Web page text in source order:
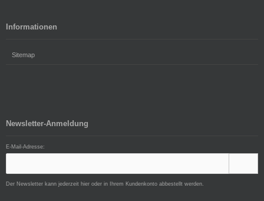
Informationen
Sitemap
Newsletter-Anmeldung
E-Mail-Adresse:
Der Newsletter kann jederzeit hier oder in Ihrem Kundenkonto abbestellt werden.